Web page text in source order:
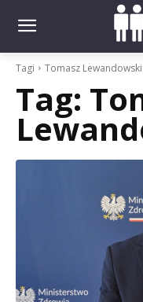
Tagi Tomasz Lewandowski
Tag: